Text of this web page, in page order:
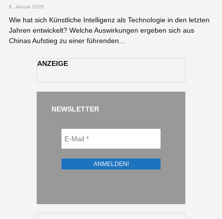
8. Januar 2020
Wie hat sich Künstliche Intelligenz als Technologie in den letzten
Jahren entwickelt? Welche Auswirkungen ergeben sich aus
Chinas Aufstieg zu einer führenden...
ANZEIGE
NEWSLETTER